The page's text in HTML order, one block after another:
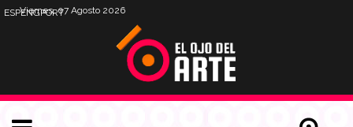
Viernes, 07 Agosto 2026
ESPENGPORT